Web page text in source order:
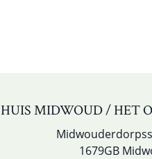
HUIS MIDWOUD / HET
1679GB